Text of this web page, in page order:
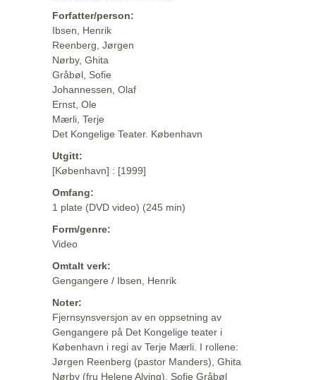
Forfatter/person:
Ibsen, Henrik
Reenberg, Jørgen
Nørby, Ghita
Gråbøl, Sofie
Johannessen, Olaf
Ernst, Ole
Mærli, Terje
Det Kongelige Teater. København
Utgitt:
[København] : [1999]
Omfang:
1 plate (DVD video) (245 min)
Form/genre:
Video
Omtalt verk:
Gengangere / Ibsen, Henrik
Noter:
Fjernsynsversjon av en oppsetning av
Gengangere på Det Kongelige teater i
København i regi av Terje Mærli. I rollene:
Jørgen Reenberg (pastor Manders), Ghita
Nørby (fru Helene Alving), Sofie Gråbøl